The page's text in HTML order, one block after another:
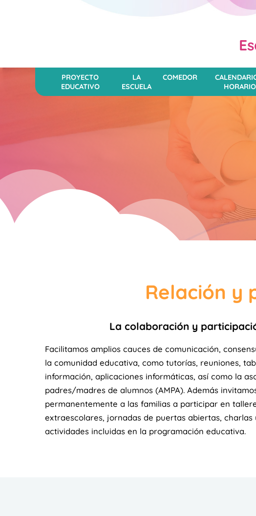
PROYECTO
EDUCATIVO
LA
ESCUELA
COMEDOR
HORARIO
Relación y
La colaboración y
Facilitamos amplios cauces de comunicación,
la comunidad educativa, como tutorías, reuniones,
información, aplicaciones informáticas, así como la
padres/madres de alumnos (AMPA). Además
permanentemente a las familias a participar en
extraescolares, jornadas de puertas abiertas, charlas
actividades incluidas en la programación educativa.